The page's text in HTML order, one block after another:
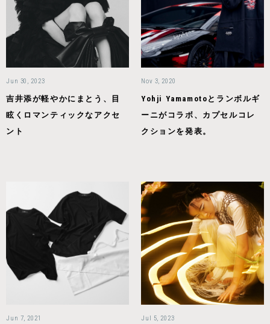
Jun 30, 2023
吉井添が軽やかにまとう、目
眩くロマンティックなアクセ
ント
Nov 3, 2020
Yohji Yamamotoとランボルギ
ーニがコラボ、カプセルコレ
クションを発表。
Jun 7, 2021 Jul 5, 2023